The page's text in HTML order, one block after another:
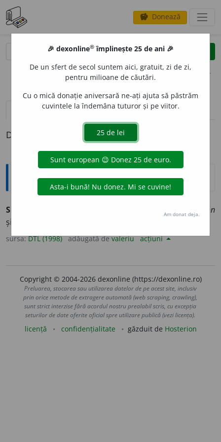
savings Donează
clear
opțiuni
definiții (1) pronunțievolume_up (6)
Definiția cu ID-ul 931745:
Jargon
SLAV
alfabet slavon
și
sursa:DTL (1998) adăugată devaleriu acțiuni
Copyright © 2004-2026 dexonline (https://dexonline.ro)
Preluarea, stocarea sau utilizarea datelor de pe acest site, inclusiv
prin orice metode de extragere automată (web scraping, crawling),
sunt strict interzise fără acordul nostru prealabil scris, cu excepția
seturilor de date oferite oficial spre utilizare publică (vezi licența).
licență confidențialitate găzduit de Hosterion
🎉 dexonline® împlinește 25 de ani 🎉
De un sfert de secol suntem aici, gratuit, zi de zi,
pentru milioane de căutări.
Cu o mică donație aniversară ne-ați ajuta să păstrăm
cuvintele la îndemâna tuturor și pe viitor.
Am donat deja.